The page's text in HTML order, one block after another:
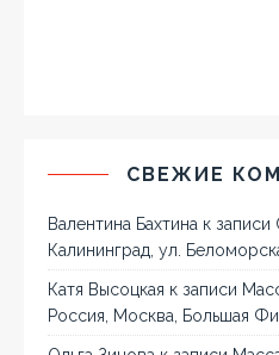
СВЕЖИЕ
Валентина Бахтина к записи
Калининград, ул.
Катя Высоцкая к записи
Россия, Москва, Большая